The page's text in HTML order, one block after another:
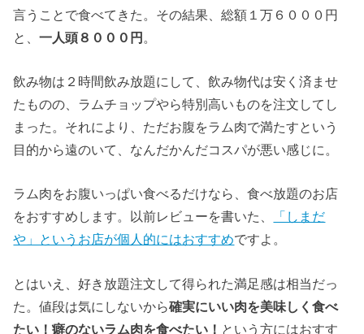
言うことで食べてきた。その結果、総額１万６０００円
と、一人頭８０００円 。
飲み物は２時間飲み放題にして、飲み物代は安く済ませ
たものの、ラムチョップやら特別高いものを注文してし
まった。それにより、ただお腹をラム肉で満たすという
目的から遠のいて、なんだかんだコスパが悪い感じに。
ラム肉をお腹いっぱい食べるだけなら、食べ放題のお店
をおすすめします。以前レビューを書いた、
「しまだ
や」というお店が個人的にはおすすめですよ。
とはいえ、好き放題注文して得られた満足感は相当だっ
た。値段は気にしないから確実にいい肉を美味しく食べ
たい！癖のないラム肉を食べたい！ という方にはおすす